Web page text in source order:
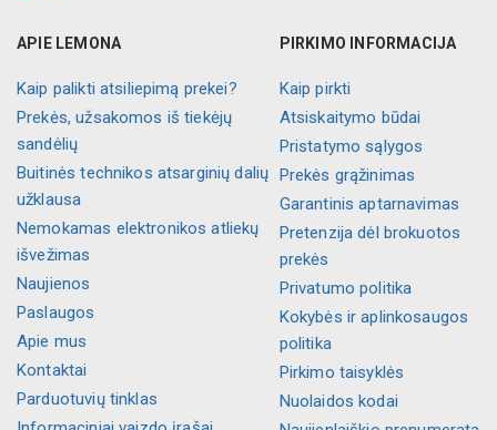
APIE LEMONA
Kaip palikti atsiliepimą prekei?
Prekės, užsakomos iš tiekėjų
sandėlių
Buitinės technikos atsarginių dalių
užklausa
Nemokamas elektronikos atliekų
išvežimas
Naujienos
Paslaugos
Apie mus
Kontaktai
Parduotuvių tinklas
PIRKIMO INFORMACIJA
Kaip pirkti
Atsiskaitymo būdai
Pristatymo sąlygos
Prekės grąžinimas
Garantinis aptarnavimas
Pretenzija dėl brokuotos
prekės
Privatumo politika
Kokybės ir aplinkosaugos
politika
Pirkimo taisyklės
Nuolaidos kodai